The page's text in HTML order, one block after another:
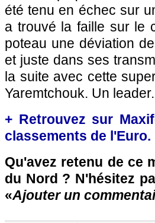
été tenu en échec sur
a trouvé la faille sur le
poteau une déviation
et juste dans ses
la suite avec cette
Yaremtchouk. Un leader.
+ Retrouvez sur
classements de l'Euro.
Qu'avez retenu de ce
du Nord ? N'hésitez
«Ajouter un